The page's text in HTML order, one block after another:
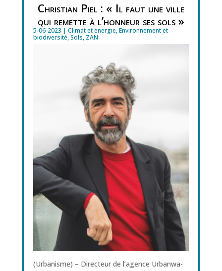
Christian Piel : « Il faut une ville
qui remette à l’honneur ses sols »
5-06-2023 | Climat et énergie,Environnement et
biodiversité,Sols, ZAN
(Urbanisme) – Direc­teur de l’agence Urban­wa­